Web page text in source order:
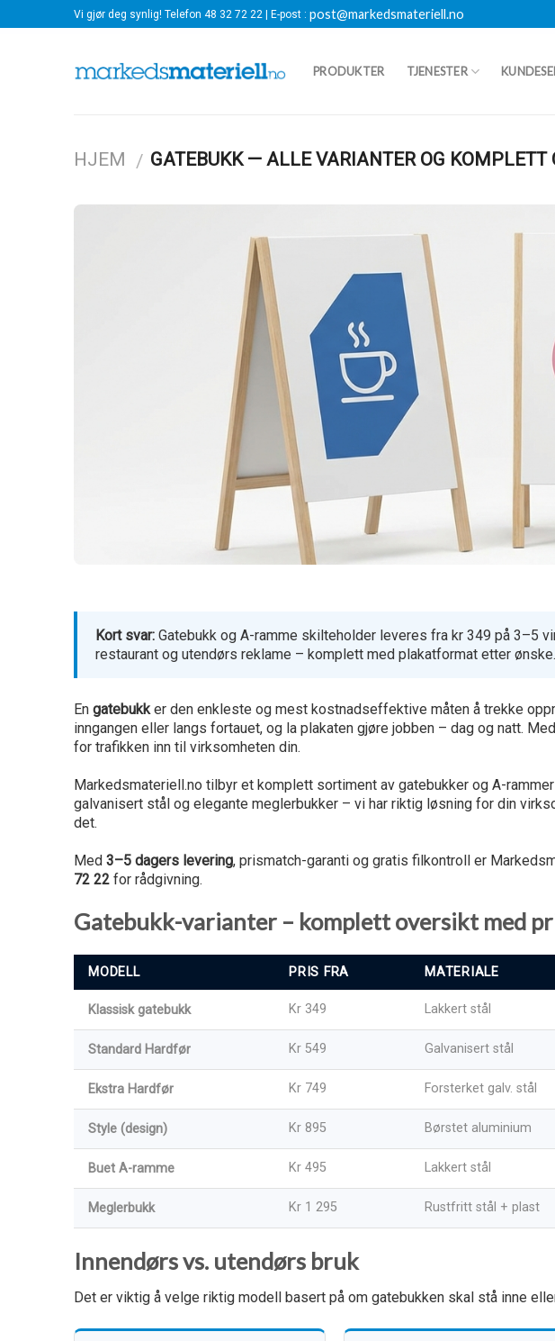
to
Vi gjør deg synlig! Telefon 48 32 72 22 | E-post :post@markedsmateriell.no
PRODUKTER TJENESTER
HJEM / GATEBUKK — ALLE VARIANTER OG KOMPLETT
Kort svar: Gatebukk og A-ramme skilteholder leveres fra kr 349 på 3–5
restaurant og utendørs reklame – komplett med plakatformat etter ønske.
Engatebukker den enkleste og mest kostnadseffektive måten å trekke
inngangen eller langs fortauet, og la plakaten gjøre jobben – dag og natt.
for trafikken inn til virksomheten din.
Markedsmateriell.no tilbyr et komplett sortiment av gatebukker og A-
galvanisert stål og elegante meglerbukker – vi har riktig løsning for din
det.
Med3–5 dagers levering, prismatch-garanti og gratis filkontroll er
72 22 for rådgivning.
Gatebukk-varianter – komplett oversikt med
MODELL PRIS FRA MATERIALE
Klassisk gatebukk Kr 349 Lakkert stål
Standard Hardfør Kr 549 Galvanisert stål
Ekstra Hardfør Kr 749 Forsterket galv. stål
Style (design) Kr 895 Børstet aluminium
Buet A-ramme Kr 495 Lakkert stål
Meglerbukk Kr 1 295 Rustfritt stål + plast
Innendørs vs. utendørs bruk
Det er viktig å velge riktig modell basert på om gatebukken skal stå inne